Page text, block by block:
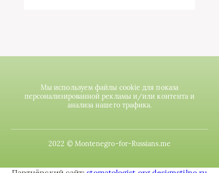
Мы используем файлы cookie для показа
персонализированной рекламы и/или контента и
анализа нашего трафика.
2022 © Montenegro-for-Russians.me